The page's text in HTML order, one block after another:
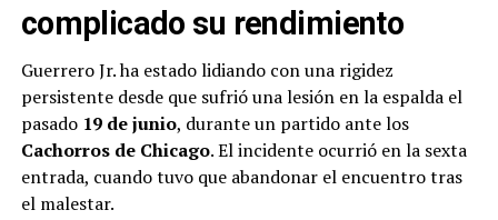
complicado su rendimiento
Guerrero Jr. ha estado lidiando con una rigidez
persistente desde que sufrió una lesión en la espalda el
pasado 19 de junio, durante un partido ante los
Cachorros de Chicago. El incidente ocurrió en la sexta
entrada, cuando tuvo que abandonar el encuentro tras
el malestar.